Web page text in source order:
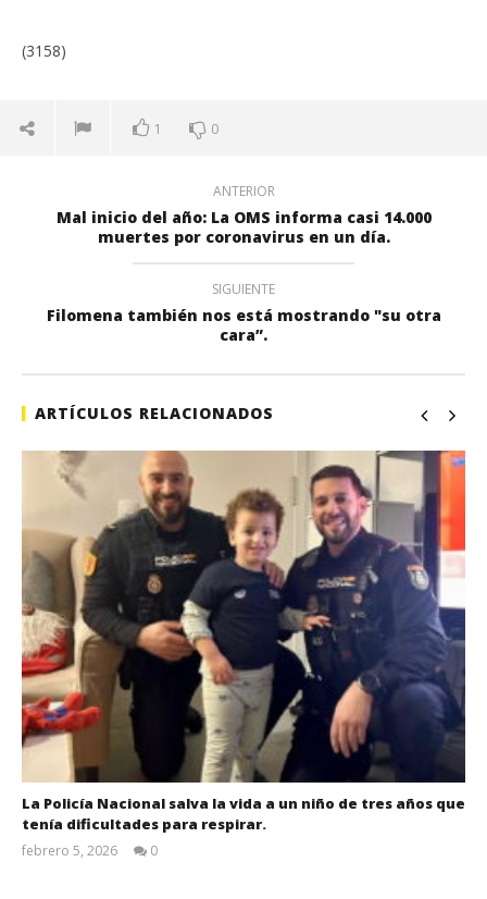
(3158)
1 0
ANTERIOR
Mal inicio del año: La OMS informa casi 14.000
muertes por coronavirus en un día.
SIGUIENTE
Filomena también nos está mostrando "su otra
cara”.
ARTÍCULOS RELACIONADOS
La Policía Nacional salva la vida a un niño de tres años que
tenía dificultades para respirar.
febrero 5, 2026
0